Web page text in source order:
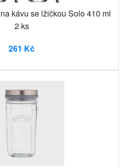
kávu se lžičkou Solo 410 ml
2 ks
261 Kč